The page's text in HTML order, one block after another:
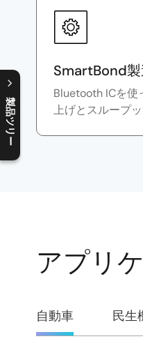
製品ツリー
C
l
o
s
e
p
r
o
d
u
c
t
t
r
e
e
m
e
n
O
p
e
n
p
r
o
d
u
c
t
t
r
e
e
m
e
n
SmartBond製
Bluetooth ICを使
上げとスループ
アプリ
自動車 民生